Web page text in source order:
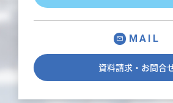
MAIL
資料請求・お問合